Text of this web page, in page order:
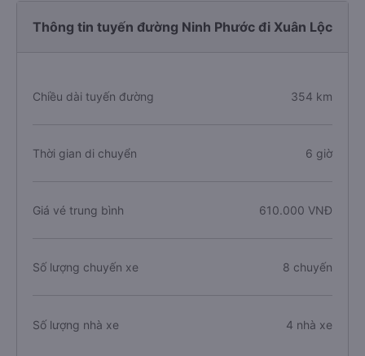
Thông tin tuyến đường Ninh Phước đi Xuân Lộc
Chiều dài tuyến đường 354 km
Thời gian di chuyển 6 giờ
Giá vé trung bình 610.000 VNĐ
Số lượng chuyến xe 8 chuyến
Số lượng nhà xe 4 nhà xe